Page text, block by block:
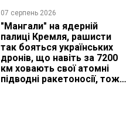
07 серпень 2026
"Мангали" на ядерній
палиці Кремля, рашисти
так бояться українських
дронів, що навіть за 7200
км ховають свої атомні
підводні ракетоносії, тож